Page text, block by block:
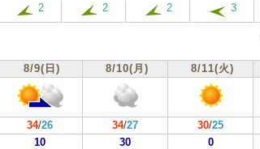
2 2 2 3
8/9(日) 8/10(月) 8/11(火)
34/26 34/27 30/25
10 30 0